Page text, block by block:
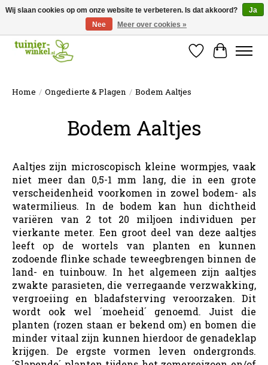
Online tuinartikelen kopen ✓ Online sinds 2007 ✓ Thuiswinkel Waarborg
Verlanglijst
Home / Ongedierte & Plagen / Bodem Aaltjes
Bodem Aaltjes
Aaltjes zijn microscopisch kleine wormpjes, vaak
niet meer dan 0,5-1 mm lang, die in een grote
verscheidenheid voorkomen in zowel bodem- als
watermilieus. In de bodem kan hun dichtheid
variëren van 2 tot 20 miljoen individuen per
vierkante meter. Een groot deel van deze aaltjes
leeft op de wortels van planten en kunnen
zodoende flinke schade teweegbrengen binnen de
land- en tuinbouw. In het algemeen zijn aaltjes
zwakte parasieten, die verregaande verzwakking,
vergroeiing en bladafsterving veroorzaken. Dit
wordt ook wel ´moeheid´ genoemd. Juist die
planten (rozen staan er bekend om) en bomen die
minder vitaal zijn kunnen hierdoor de genadeklap
krijgen. De ergste vormen leven ondergronds.
Wij slaan cookies op om onze website te verbeteren. Is dat akkoord?
Ja
Nee
Meer over cookies »